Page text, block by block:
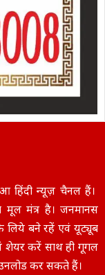
हिंदी न्यूज़ चैनल हैं।
मूल मंत्र है। जनमानस
लिये बने रहें एवं यूट्यूब
करें साथ ही गूगल
कर सकते हैं।